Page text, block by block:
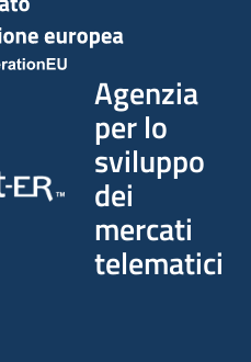
Agenzia
per lo
sviluppo
dei
mercati
telematici